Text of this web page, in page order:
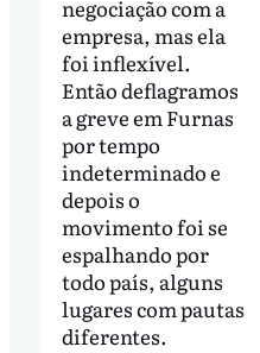
negociação com a
empresa, mas ela
foi inflexível.
Então deflagramos
a greve em Furnas
por tempo
indeterminado e
depois o
movimento foi se
espalhando por
todo país, alguns
lugares com pautas
diferentes.